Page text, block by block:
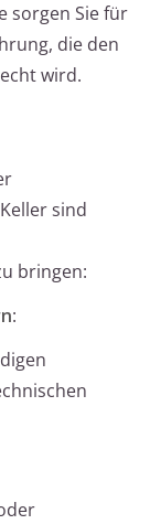
sorgen Sie für
die den
wird.
sind
bringen:
: